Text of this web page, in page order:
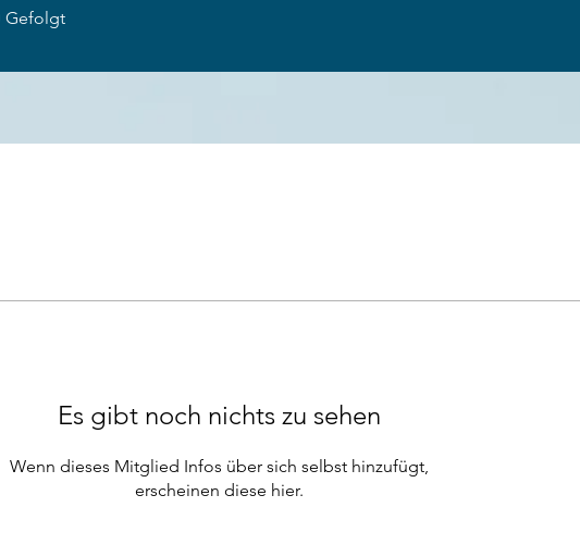
Es gibt noch nichts zu sehen
Wenn dieses Mitglied Infos über sich selbst hinzufügt,
erscheinen diese hier.
Gefolgt